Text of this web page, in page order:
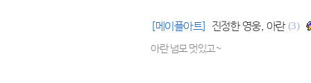
[메이플아트] 진정한 영웅, 아란 (3)
아란 넘모 멋있고~